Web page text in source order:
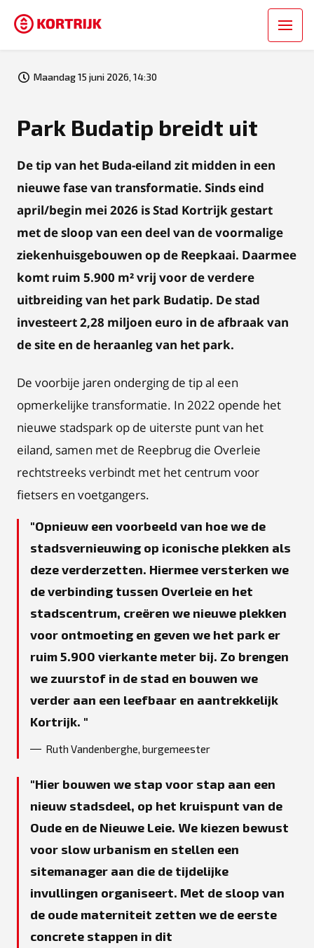
Maandag 15 juni 2026, 14:30
Park Budatip breidt uit
De tip van het Buda-eiland zit midden in een
nieuwe fase van transformatie. Sinds eind
april/begin mei 2026 is Stad Kortrijk gestart
met de sloop van een deel van de voormalige
ziekenhuisgebouwen op de Reepkaai. Daarmee
komt ruim 5.900 m² vrij voor de verdere
uitbreiding van het park Budatip. De stad
investeert 2,28 miljoen euro in de afbraak van
de site en de heraanleg van het park.
De voorbije jaren onderging de tip al een
opmerkelijke transformatie. In 2022 opende het
nieuwe stadspark op de uiterste punt van het
eiland, samen met de Reepbrug die Overleie
rechtstreeks verbindt met het centrum voor
fietsers en voetgangers.
Opnieuw een voorbeeld van hoe we de
stadsvernieuwing op iconische plekken als
deze verderzetten. Hiermee versterken we
de verbinding tussen Overleie en het
stadscentrum, creëren we nieuwe plekken
voor ontmoeting en geven we het park er
ruim 5.900 vierkante meter bij. Zo brengen
we zuurstof in de stad en bouwen we
verder aan een leefbaar en aantrekkelijk
Kortrijk.
Ruth Vandenberghe, burgemeester
Hier bouwen we stap voor stap aan een
nieuw stadsdeel, op het kruispunt van de
Oude en de Nieuwe Leie. We kiezen bewust
voor slow urbanism en stellen een
sitemanager aan die de tijdelijke
invullingen organiseert. Met de sloop van
de oude materniteit zetten we de eerste
concrete stappen in dit